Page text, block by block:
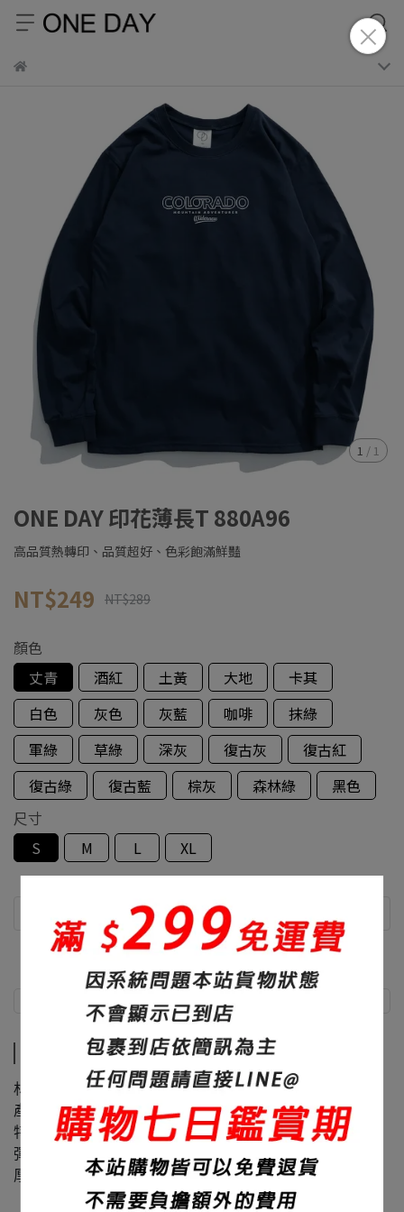
1 / 1
ONE DAY 印花薄長T 880A96
高品質熱轉印、品質超好、色彩飽滿鮮豔
NT$249 NT$289
顏色
丈青
酒紅 土黃 大地
卡其
白色
灰色 灰藍 咖啡
抹綠
軍綠
草綠 深灰 復古灰
復古紅
復古綠
復古藍 棕灰 森林綠
黑色
尺寸
S
M L XL
商品介紹
商品介紹
材質：60%棉+40%聚酯纖維
產地：台灣
特色：素面、修身、面料滑順
彈性：微
厚度：320碼